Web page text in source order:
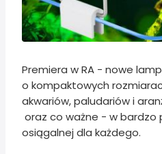
Premiera w RA - nowe
o kompaktowych
akwariów, paludariów i
oraz co ważne - w bardzo
osiągalnej dla każdego.